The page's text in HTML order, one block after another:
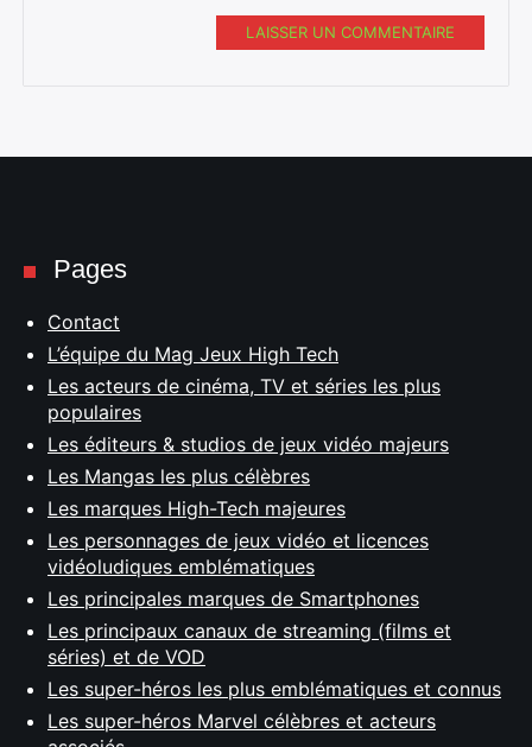
LAISSER UN COMMENTAIRE
Pages
Contact
L’équipe du Mag Jeux High Tech
Les acteurs de cinéma, TV et séries les plus
populaires
Les éditeurs & studios de jeux vidéo majeurs
Les Mangas les plus célèbres
Les marques High-Tech majeures
Les personnages de jeux vidéo et licences
vidéoludiques emblématiques
Les principales marques de Smartphones
Les principaux canaux de streaming (films et
séries) et de VOD
Les super-héros les plus emblématiques et connus
Les super-héros Marvel célèbres et acteurs